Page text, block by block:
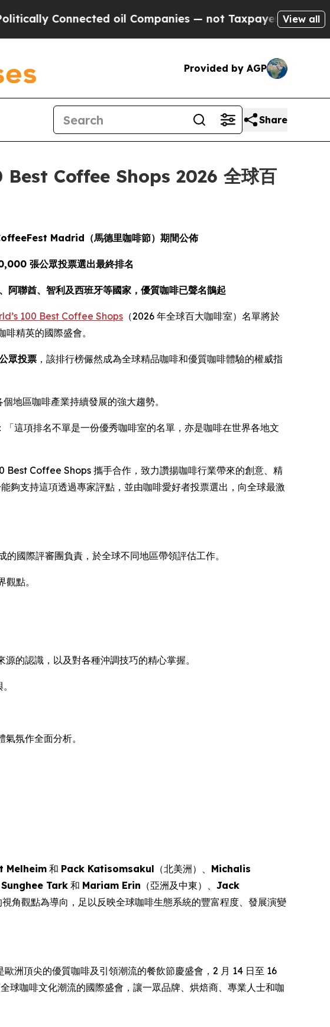
oil Companies — not Taxpayers — the Chance to
View all
Provided by AGP
Share
Coffee Shops 2026 全球百
Madrid（馬德里咖啡節）期間公佈
張公眾投票選出最終排名
阿聯酋、智利及西班牙等國家，優質咖啡已聲名鵲起
100 Best Coffee Shops （2026 年全球百大咖啡室）名單將於
精英的國際盛會。
眾投票 ，該排行榜儼然成為全球精品咖啡和優質咖啡體驗的權威指
地區咖啡產業持續發展的強大趨勢。
「這項排名不單是一份優秀咖啡室的名單，亦是咖啡在世界各地文
Best Coffee Shops 攜手合作，致力讚揚咖啡行業帶來的創意、精
支持這項透過專家評點，並由咖啡愛好者投票選出，向全球最激
國際評審團負責，於全球不同地區帶領評估工作。
點。
的認識，以及對各種沖調技巧的精心掌握。
氛作全面分析。
Melheim 和 Pack Katisomsakul （北美洲）、 Michalis
Sunghee Tark 和 Mariam Erin （亞洲及中東）、 Jack
角觀點為導向，足以反映全球咖啡生態系統的豐富程度、發展演變
頂尖的優質咖啡及引領潮流的餐飲節慶盛會，2 月 14 日至 16
咖啡文化潮流的國際盛會，讓一眾品牌、烘焙商、專業人士和咖